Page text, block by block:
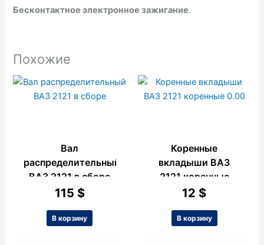
Бесконтактное электронное зажигание.
Похожие
Вал
распределительный
ВАЗ 2121 в сборе
115 $
В корзину
Коренные
вкладыши ВАЗ
2121 коренные
0.00
12 $
В корзину